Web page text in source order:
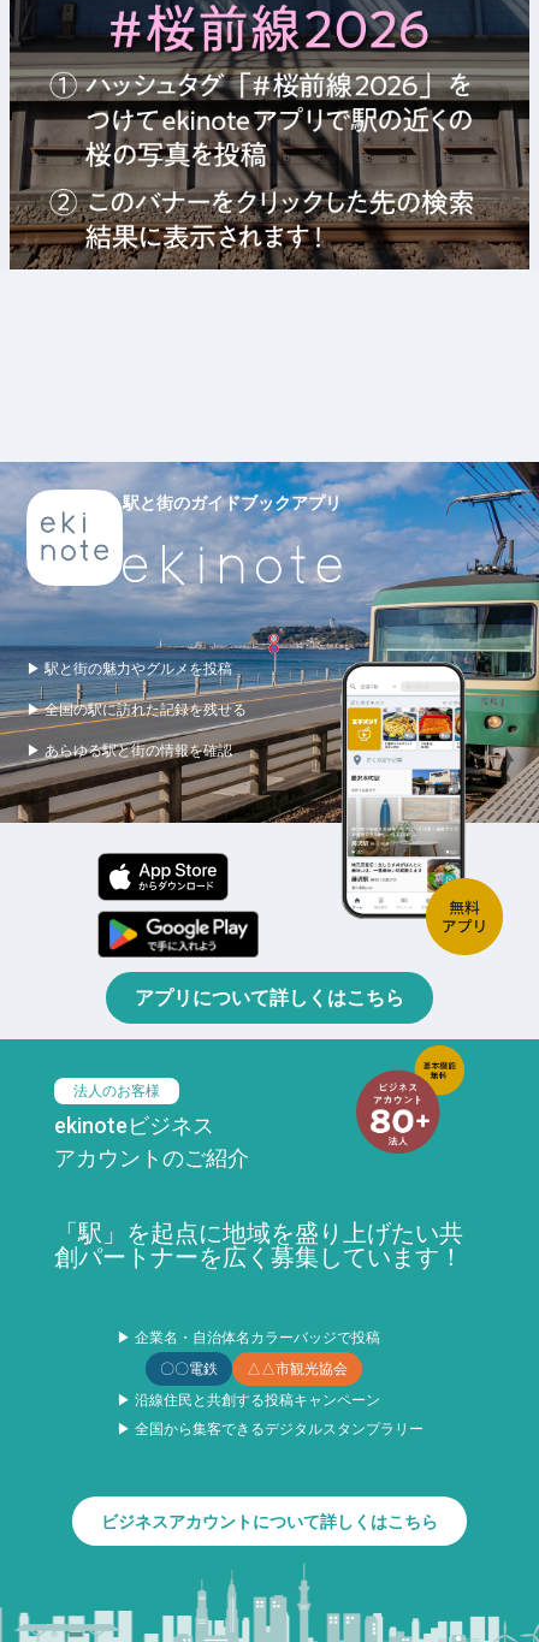
駅と街のガイドブックアプリ
▶ 駅と街の魅力やグルメを投稿
▶ 全国の駅に訪れた記録を残せる
▶ あらゆる駅と街の情報を確認
アプリについて詳しくはこちら
法人のお客様
ekinoteビジネス
アカウントのご紹介
「駅」を起点に地域を盛り上げたい共
創パートナーを広く募集しています！
▶ 企業名・自治体名カラーバッジで投稿
〇〇電鉄
△△市観光協会
▶ 沿線住民と共創する投稿キャンペーン
▶ 全国から集客できるデジタルスタンプラリー
ビジネスアカウントについて詳しくはこちら